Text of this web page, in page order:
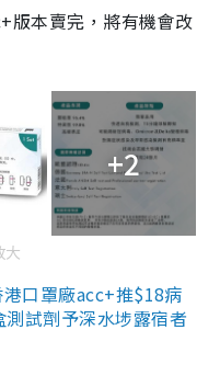
版本賣完，將有機會改
+2
大
口罩廠acc+推$18病
試劑予深水埗露宿者